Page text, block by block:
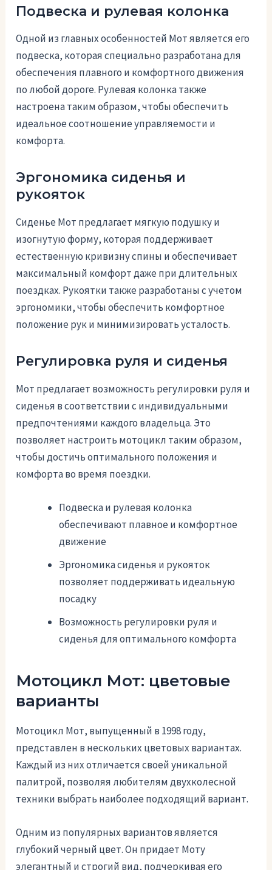
Подвеска и рулевая колонка
Одной из главных особенностей Мот является его
подвеска, которая специально разработана для
обеспечения плавного и комфортного движения
по любой дороге. Рулевая колонка также
настроена таким образом, чтобы обеспечить
идеальное соотношение управляемости и
комфорта.
Эргономика сиденья и
рукояток
Сиденье Мот предлагает мягкую подушку и
изогнутую форму, которая поддерживает
естественную кривизну спины и обеспечивает
максимальный комфорт даже при длительных
поездках. Рукоятки также разработаны с учетом
эргономики, чтобы обеспечить комфортное
положение рук и минимизировать усталость.
Регулировка руля и сиденья
Мот предлагает возможность регулировки руля и
сиденья в соответствии с индивидуальными
предпочтениями каждого владельца. Это
позволяет настроить мотоцикл таким образом,
чтобы достичь оптимального положения и
комфорта во время поездки.
Подвеска и рулевая колонка
обеспечивают плавное и комфортное
движение
Эргономика сиденья и рукояток
позволяет поддерживать идеальную
посадку
Возможность регулировки руля и
сиденья для оптимального комфорта
Мотоцикл Мот: цветовые
варианты
Мотоцикл Мот, выпущенный в 1998 году,
представлен в нескольких цветовых вариантах.
Каждый из них отличается своей уникальной
палитрой, позволяя любителям двухколесной
техники выбрать наиболее подходящий вариант.
Одним из популярных вариантов является
глубокий черный цвет. Он придает Моту
элегантный и строгий вид, подчеркивая его